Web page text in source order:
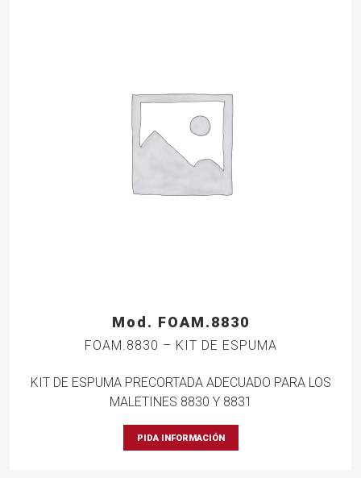
Mod. FOAM.8830
FOAM.8830 – KIT DE ESPUMA
KIT DE ESPUMA PRECORTADA ADECUADO PARA LOS
MALETINES 8830 Y 8831
PIDA INFORMACIÓN